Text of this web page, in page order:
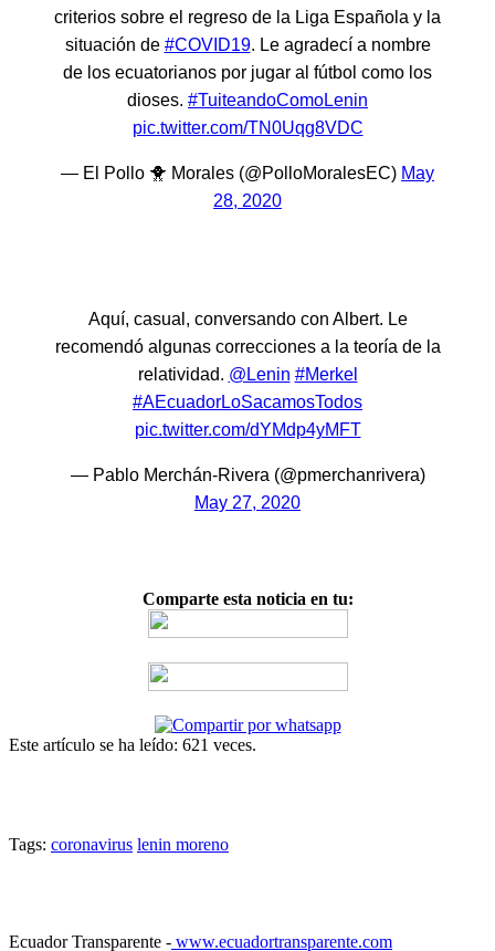
criterios sobre el regreso de la Liga Española y la
situación de #COVID19. Le agradecí a nombre
de los ecuatorianos por jugar al fútbol como los
dioses. #TuiteandoComoLenin
pic.twitter.com/TN0Uqg8VDC
— El Pollo 🐥 Morales (@PolloMoralesEC) May
28, 2020
Aquí, casual, conversando con Albert. Le
recomendó algunas correcciones a la teoría de la
relatividad. @Lenin #Merkel
#AEcuadorLoSacamosTodos
pic.twitter.com/dYMdp4yMFT
— Pablo Merchán-Rivera (@pmerchanrivera)
May 27, 2020
Comparte esta noticia en tu:
Este artículo se ha leído: 621 veces.
Tags: coronavirus lenin moreno
Ecuador Transparente - www.ecuadortransparente.com